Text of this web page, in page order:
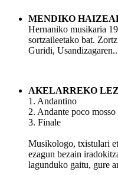
MENDIKO
Hernaniko musikaria
sortzaileetako bat.
Guridi,
AKELARREKO
1. Andantino
2. Andante poco mosso
3. Finale
Musikologo, txistulari
ezagun bezain
lagunduko gaitu, gure